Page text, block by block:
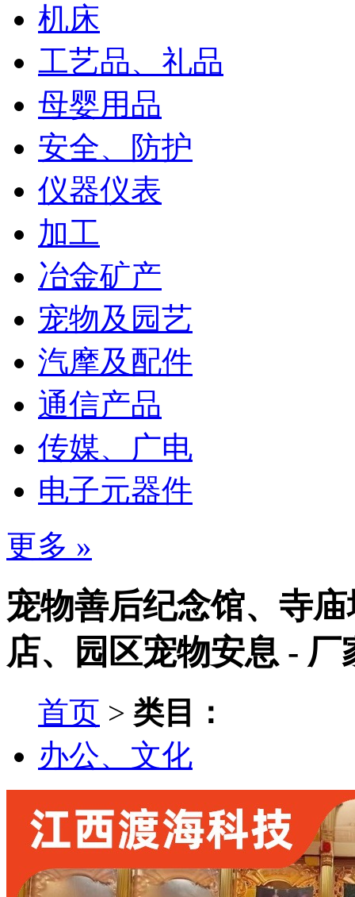
机床
工艺品、礼品
母婴用品
安全、防护
仪器仪表
加工
冶金矿产
宠物及园艺
汽摩及配件
通信产品
传媒、广电
电子元器件
更多 »
宠物善后纪念馆、寺
店、园区宠物安息 - 厂
首页 > 类目：
办公、文化